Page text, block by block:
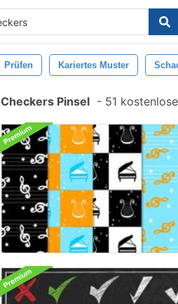
Prüfen Kariertes Muster
Checkers Pinsel - 51